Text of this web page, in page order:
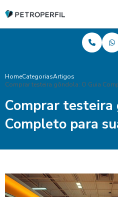
HomeCategoriasArtigos
Comprar testeira gôndola: O Guia
Comprar testeira
Completo para